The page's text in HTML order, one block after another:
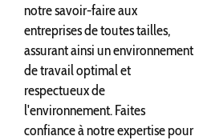
notre savoir-faire aux
entreprises de toutes tailles,
assurant ainsi un environnement
de travail optimal et
respectueux de
l'environnement. Faites
confiance à notre expertise pour